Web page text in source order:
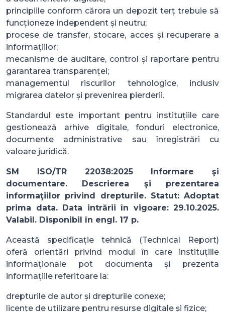
principiile conform cărora un depozit terț trebuie să
funcționeze independent și neutru;
procese de transfer, stocare, acces și recuperare a
informațiilor;
mecanisme de auditare, control și raportare pentru
garantarea transparenței;
managementul riscurilor tehnologice, inclusiv
migrarea datelor și prevenirea pierderii.
Standardul este important pentru instituțiile care
gestionează arhive digitale, fonduri electronice,
documente administrative sau înregistrări cu
valoare juridică.
SM ISO/TR 22038:2025 Informare şi
documentare. Descrierea şi prezentarea
informaţiilor privind drepturile. Statut: Adoptat
prima data. Data intrării în vigoare: 29.10.2025.
Valabil. Disponibil în engl. 17 p.
Această specificație tehnică (Technical Report)
oferă orientări privind modul în care instituțiile
informaționale pot documenta și prezenta
informațiile referitoare la:
drepturile de autor și drepturile conexe;
licențe de utilizare pentru resurse digitale și fizice;